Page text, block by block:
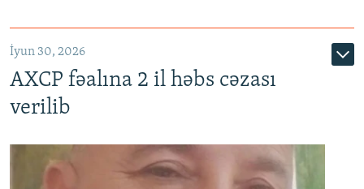
İyun 30, 2026
AXCP fəalına 2 il həbs cəzası
verilib